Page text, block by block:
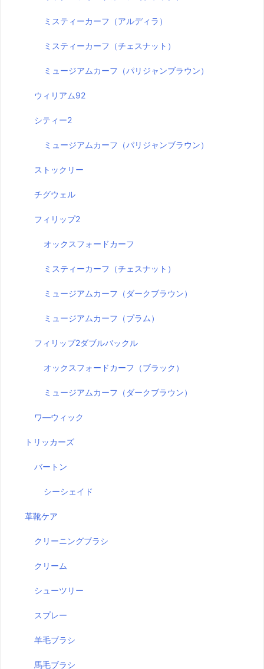
ミスティーカーフ（アルディラ）
ミスティーカーフ（チェスナット）
ミュージアムカーフ（パリジャンブラウン）
ウィリアム92
シティー2
ミュージアムカーフ（パリジャンブラウン）
ストックリー
チグウェル
フィリップ2
オックスフォードカーフ
ミスティーカーフ（チェスナット）
ミュージアムカーフ（ダークブラウン）
ミュージアムカーフ（プラム）
フィリップ2ダブルバックル
オックスフォードカーフ（ブラック）
ミュージアムカーフ（ダークブラウン）
ワ―ウィック
トリッカーズ
バートン
シーシェイド
革靴ケア
クリーニングブラシ
クリーム
シューツリー
スプレー
羊毛ブラシ
馬毛ブラシ